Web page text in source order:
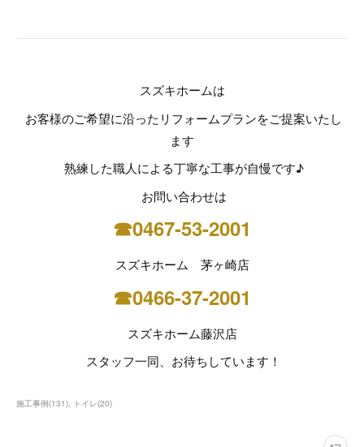
スズキホームは
お客様のご希望に沿ったリフォームプランをご提案いたし
ます
熟練した職人による丁寧な工事が自慢です♪
お問い合わせは
☎0467-53-2001
スズキホーム 茅ヶ崎店
☎0466-37-2001
スズキホーム藤沢店
スタッフ一同、お待ちしています！
施工事例(131) トイレ(20)